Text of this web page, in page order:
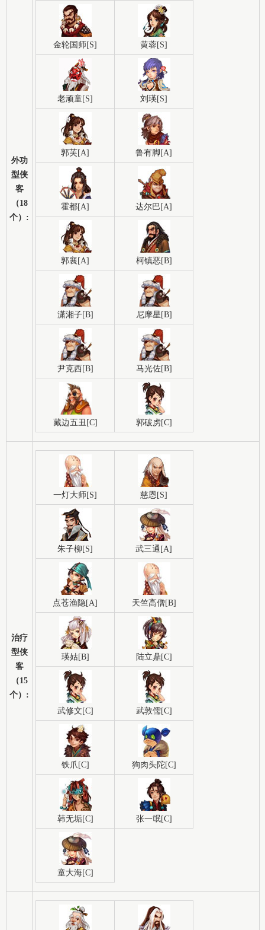
外功
型侠
客
（18
个）:
金轮国师[S] 黄蓉[S]
老顽童[S] 刘瑛[S]
郭芙[A] 鲁有脚[A]
霍都[A] 达尔巴[A]
郭襄[A] 柯镇恶[B]
潇湘子[B] 尼摩星[B]
尹克西[B] 马光佐[B]
藏边五丑[C] 郭破虏[C]
治疗
型侠
客
（15
个）:
一灯大师[S] 慈恩[S]
朱子柳[S] 武三通[A]
点苍渔隐[A] 天竺高僧[B]
瑛姑[B] 陆立鼎[C]
武修文[C] 武敦儒[C]
铁爪[C] 狗肉头陀[C]
韩无垢[C] 张一氓[C]
童大海[C]